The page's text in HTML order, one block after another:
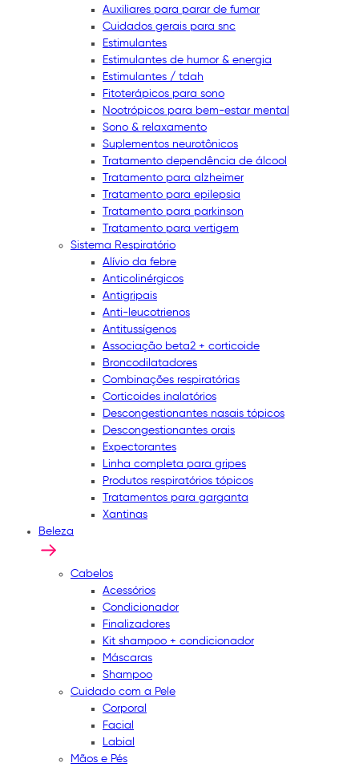
Auxiliares para parar de fumar
Cuidados gerais para snc
Estimulantes
Estimulantes de humor & energia
Estimulantes / tdah
Fitoterápicos para sono
Nootrópicos para bem-estar mental
Sono & relaxamento
Suplementos neurotônicos
Tratamento dependência de álcool
Tratamento para alzheimer
Tratamento para epilepsia
Tratamento para parkinson
Tratamento para vertigem
Sistema Respiratório
Alívio da febre
Anticolinérgicos
Antigripais
Anti-leucotrienos
Antitussígenos
Associação beta2 + corticoide
Broncodilatadores
Combinações respiratórias
Corticoides inalatórios
Descongestionantes nasais tópicos
Descongestionantes orais
Expectorantes
Linha completa para gripes
Produtos respiratórios tópicos
Tratamentos para garganta
Xantinas
Beleza
Cabelos
Acessórios
Condicionador
Finalizadores
Kit shampoo + condicionador
Máscaras
Shampoo
Cuidado com a Pele
Corporal
Facial
Labial
Mãos e Pés